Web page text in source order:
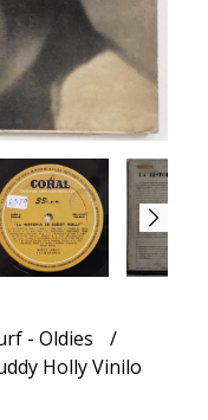
- Oldies
Holly Vinilo